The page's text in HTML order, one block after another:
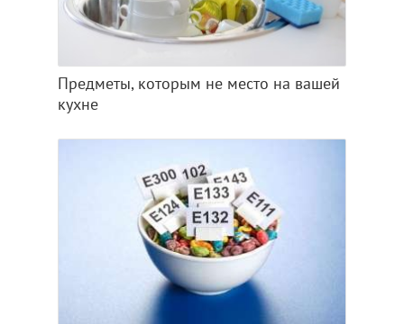
Предметы, которым не место на вашей
кухне